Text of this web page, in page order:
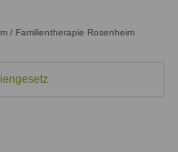
/ Familientherapie Rosenheim